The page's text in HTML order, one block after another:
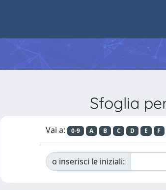
Sfoglia
Vai a: 0-9 A B C D E F
o inserisci le iniziali: